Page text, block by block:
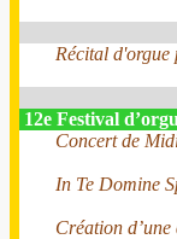
Récital d'orgue
12e Festival
Concert de
In Te Domine
Création